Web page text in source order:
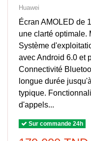
Huawei
Écran AMOLED de
une clarté optimale.
Système
avec Android 6.0 et
Connectivité
longue durée
typique.
d'appels...
Sur commande 24h